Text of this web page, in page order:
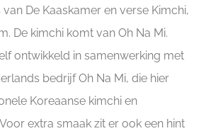
De Kaaskamer en verse Kimchi,
De kimchi komt van Oh Na Mi.
ontwikkeld in samenwerking met
bedrijf Oh Na Mi, die hier
Koreaanse kimchi en
extra smaak zit er ook een hint